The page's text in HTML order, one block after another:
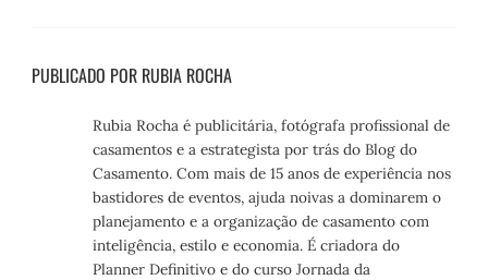
PUBLICADO POR RUBIA ROCHA
Rubia Rocha é publicitária, fotógrafa profissional de
casamentos e a estrategista por trás do Blog do
Casamento. Com mais de 15 anos de experiência nos
bastidores de eventos, ajuda noivas a dominarem o
planejamento e a organização de casamento com
inteligência, estilo e economia. É criadora do
Planner Definitivo e do curso Jornada da